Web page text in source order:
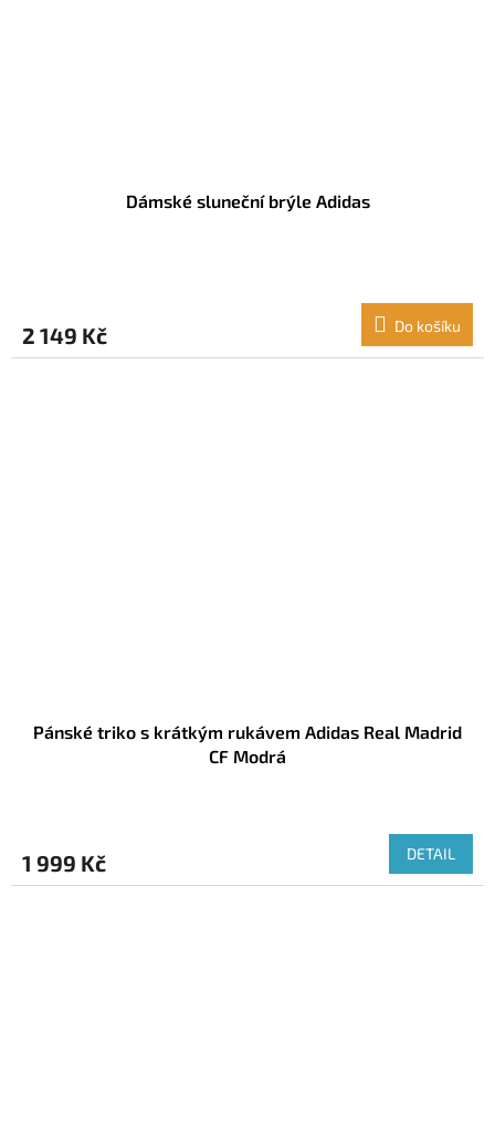
Dámské sluneční brýle Adidas
2 149 Kč Do košíku
Pánské triko s krátkým rukávem Adidas Real Madrid
CF Modrá
1 999 Kč DETAIL